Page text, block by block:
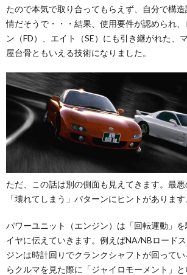
たので本気で取り合ってもらえず、自分で構
情だそうで・・・結果、使用要件が認められ
ン（FD）、エイト（SE）にも引き継がれた、
屋台骨ともいえる技術になりました。
ただ、この話は別の側面も見えてきます。最悪
「壊れてしまう」パターンにヒントがあります
パワーユニット（エンジン）は「回転運動」
イヤに伝えていきます。例えばNA/NBロード
ジンは時計回りでクランクシャフトが回って
らクルマを見た際に「ジャイロモーメント」